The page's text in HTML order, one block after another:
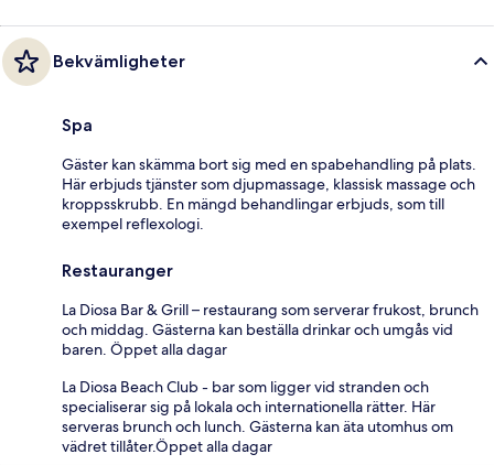
Bekvämligheter
Spa
Gäster kan skämma bort sig med en spabehandling på plats.
Här erbjuds tjänster som djupmassage, klassisk massage och
kroppsskrubb. En mängd behandlingar erbjuds, som till
exempel reflexologi.
Restauranger
La Diosa Bar & Grill – restaurang som serverar frukost, brunch
och middag. Gästerna kan beställa drinkar och umgås vid
baren. Öppet alla dagar
La Diosa Beach Club - bar som ligger vid stranden och
specialiserar sig på lokala och internationella rätter. Här
serveras brunch och lunch. Gästerna kan äta utomhus om
vädret tillåter.Öppet alla dagar